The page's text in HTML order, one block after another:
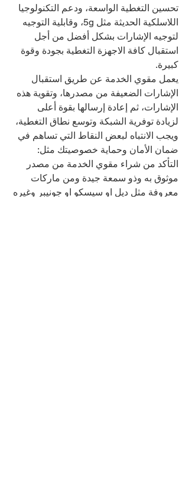
تحسين التغطية الواسعة، ودعم التكنولوجيا
اللاسلكية الحديثة مثل 5g، وقابلية التوجيه
لتوجيه الإشارات بشكل أفضل من أجل
استقبال كافة الاجهزة التغطية بجودة وقوة
كبيرة.
يعمل مقوي الخدمة عن طريق استقبال
الإشارات الضعيفة من مصدرها، وتقوية هذه
الإشارات، ثم إعادة إرسالها بقوة أعلى
لزيادة توفرية الشبكة وتوسع نطاق التغطية،
ويجب الانتباه لبعض النقاط التي تساهم في
ضمان الأمان وحماية خصوصيتك مثل:
التأكد من شراء مقوي الخدمة من مصدر
موثوق به وذو سمعة جيدة ومن ماركات
معروفة مثل ديل او سيسكو او جونيبر وغيره